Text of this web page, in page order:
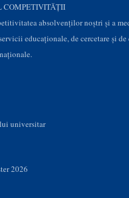
COMPETIVITĂȚII
absolvenților noștri și a
educaţionale, de cercetare şi
universitar
2026